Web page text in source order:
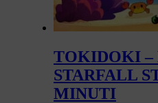
TOKIDOKI –
STARFALL
MINUTI